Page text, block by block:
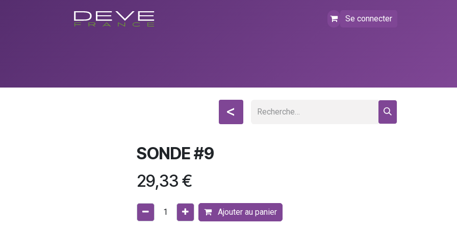
Se connecter
<
SONDE #9
29,33 €
Ajouter au panier